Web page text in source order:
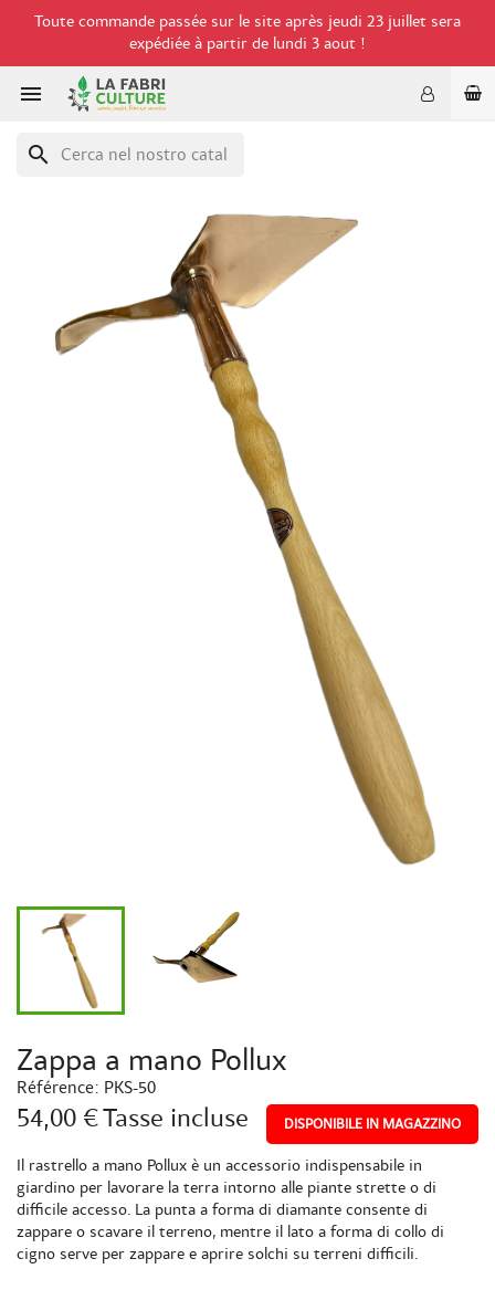
Toute commande passée sur le site après jeudi 23 juillet sera
expédiée à partir de lundi 3 aout !

search
Zappa a mano Pollux
Référence: PKS-50
54,00 €Tasse incluse DISPONIBILE IN MAGAZZINO
Il rastrello a mano Pollux è un accessorio indispensabile in
giardino per lavorare la terra intorno alle piante strette o di
difficile accesso. La punta a forma di diamante consente di
zappare o scavare il terreno, mentre il lato a forma di collo di
cigno serve per zappare e aprire solchi su terreni difficili.